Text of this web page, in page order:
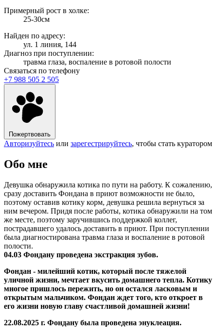
Примерный рост в холке:
25-30см
Найден по адресу:
ул. 1 линия, 144
Диагноз при поступлении:
травма глаза, воспаление в ротовой полости
Связаться по телефону
+7 988 505 2 505
Пожертвовать
Авторизуйтесь или зарегестрируйтесь, чтобы стать куратором
Обо мне
Девушка обнаружила котика по пути на работу. К сожалению,
сразу доставить Фондана в приют возможности не было,
поэтому оставив котику корм, девушка решила вернуться за
ним вечером. Придя после работы, котика обнаружили на том
же месте, поэтому заручившись поддержкой коллег,
пострадавшего удалось доставить в приют. При поступлении
была диагностирована травма глаза и воспаление в ротовой
полости.
04.03 Фондану проведена экстракция зубов.
Фондан - милейший котик, который после тяжелой
уличной жизни, мечтает вкусить домашнего тепла. Котику
многое пришлось пережить, но он остался ласковым и
открытым мальчиком. Фондан ждет того, кто откроет в
его жизни новую главу счастливой домашней жизни!
22.08.2025 г. Фондану была проведена энуклеация.